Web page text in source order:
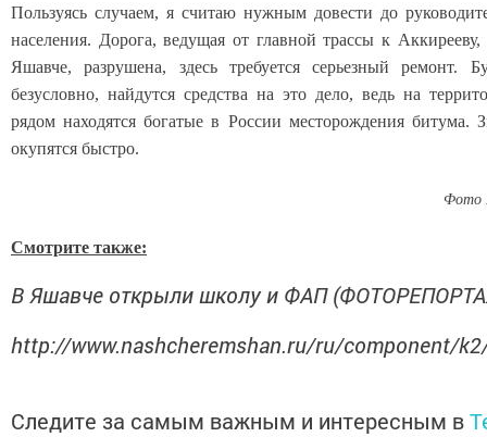
Пользуясь случаем, я считаю нужным довести до
населения. Дорога, ведущая от главной трассы к
Яшавче, разрушена, здесь требуется серьезный ремонт.
безусловно, найдутся средства на это дело, ведь на
рядом находятся богатые в России месторождения битума.
окупятся быстро.
Фото
Смотрите также:
В Яшавче открыли школу и ФАП
http://www.nashcheremshan.ru/ru/component/
Следите за самым важным и интересным в